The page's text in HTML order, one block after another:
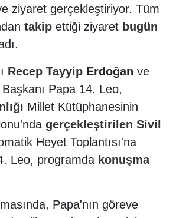
ziyaret gerçekleştiriyor. Tüm
takip ettiği ziyaret bugün
Recep Tayyip Erdoğan ve
Papa 14. Leo,
Millet Kütüphanesinin
gerçekleştirilen Sivil
Heyet Toplantısı'na
Leo, programda konuşma
Papa'nın göreve